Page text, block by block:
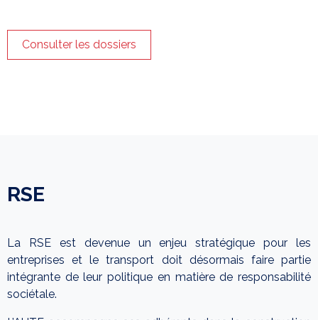
Consulter les dossiers
RSE
La RSE est devenue un enjeu stratégique pour les
entreprises et le transport doit désormais faire partie
intégrante de leur politique en matière de responsabilité
sociétale.